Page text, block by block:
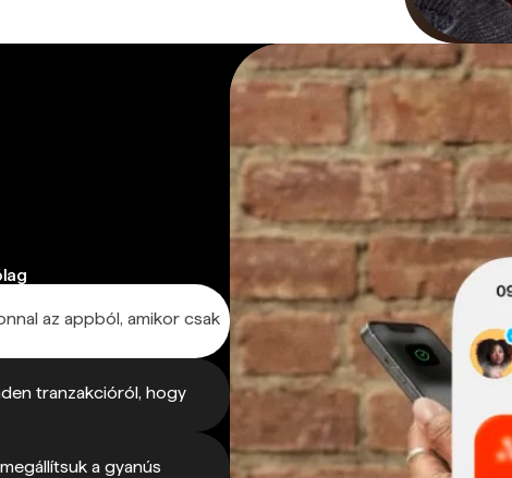
az appból, amikor csak
tranzakcióról, hogy
a gyanús